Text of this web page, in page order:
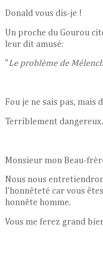
Donald vous dis-je !
Un proche du Gourou
leur dit amusé:
"Le problème de
Fou je ne sais pas, mais
Terriblement dangereux.
Monsieur mon Beau-
Nous nous
l'honnêteté car vous
honnête homme.
Vous me ferez grand